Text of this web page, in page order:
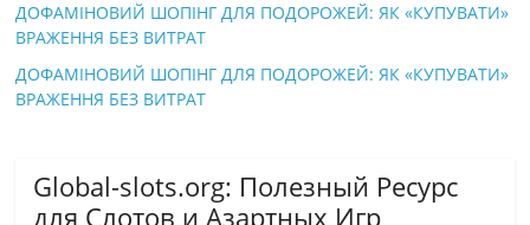
ДОФАМІНОВИЙ ШОПІНГ ДЛЯ ПОДОРОЖЕЙ: ЯК «КУПУВАТИ»
ВРАЖЕННЯ БЕЗ ВИТРАТ
ДОФАМІНОВИЙ ШОПІНГ ДЛЯ ПОДОРОЖЕЙ: ЯК «КУПУВАТИ»
ВРАЖЕННЯ БЕЗ ВИТРАТ
Global-slots.org: Полезный Ресурс
для Слотов и Азартных Игр